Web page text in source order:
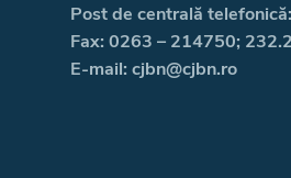
Post de centrală telefonică:
Fax: 0263 – 214750;
E-mail: cjbn@cjbn.ro